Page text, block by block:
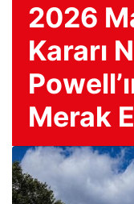
2026
Kararı
Merak